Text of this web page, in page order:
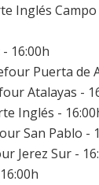
Inglés
16:00h
Puerta de
Atalayas -
Inglés -
San Pablo -
Jerez Sur -